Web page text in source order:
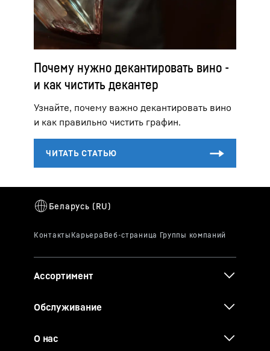
Почему нужно декантировать вино -
и как чистить декантер
Узнайте, почему важно декантировать вино
и как правильно чистить графин.
Ассортимент
Обслуживание
О нас